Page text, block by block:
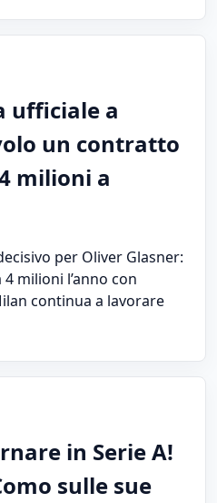
ufficiale a
un contratto
milioni a
per Oliver Glasner:
milioni l’anno con
continua a lavorare
in Serie A!
sulle sue